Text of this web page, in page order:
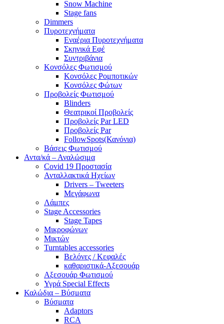
Snow Machine
Stage fans
Dimmers
Πυροτεχνήματα
Εναέρια Πυροτεχνήματα
Σκηνικά Εφέ
Συντριβάνια
Κονσόλες Φωτισμού
Κονσόλες Ρομποτικών
Κονσόλες Φώτων
Προβολείς Φωτισμού
Blinders
Θεατρικοί Προβολείς
Προβολείς Par LED
Προβολείς Par
FollowSpots(Κανόνια)
Βάσεις Φωτισμού
Αντα/κά – Αναλώσιμα
Covid 19 Προστασία
Ανταλλακτικά Ηχείων
Drivers – Tweeters
Μεγάφωνα
Λάμπες
Stage Accessories
Stage Tapes
Μικροφώνων
Μικτών
Turntables accessories
Βελόνες / Κεφαλές
καθαριστικά-Αξεσουάρ
Αξεσουάρ Φωτισμού
Υγρά Special Effects
Καλώδια – Βύσματα
Βύσματα
Adaptors
RCA